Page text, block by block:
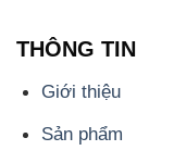
THÔNG TIN
Giới thiệu
Sản phẩm